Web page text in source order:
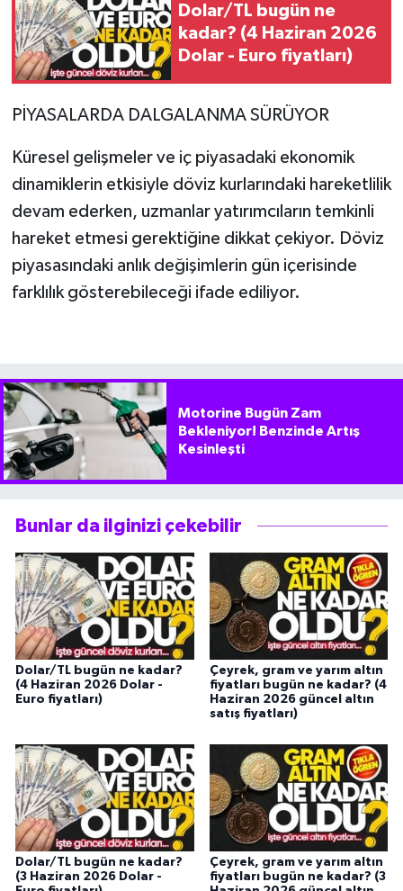
Dolar/TL bugün ne
kadar? (4 Haziran 2026
Dolar - Euro fiyatları)
PİYASALARDA DALGALANMA SÜRÜYOR
Küresel gelişmeler ve iç piyasadaki ekonomik
dinamiklerin etkisiyle döviz kurlarındaki hareketlilik
devam ederken, uzmanlar yatırımcıların temkinli
hareket etmesi gerektiğine dikkat çekiyor. Döviz
piyasasındaki anlık değişimlerin gün içerisinde
farklılık gösterebileceği ifade ediliyor.
Motorine Bugün Zam
Bekleniyor! Benzinde Artış
Kesinleşti
Bunlar da ilginizi çekebilir
Dolar/TL bugün ne kadar?
(4 Haziran 2026 Dolar -
Euro fiyatları)
Çeyrek, gram ve yarım altın
fiyatları bugün ne kadar? (4
Haziran 2026 güncel altın
satış fiyatları)
Dolar/TL bugün ne kadar?
(3 Haziran 2026 Dolar -
Çeyrek, gram ve yarım altın
fiyatları bugün ne kadar? (3